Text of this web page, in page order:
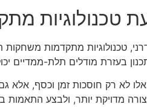
טכנולוגיות
טכנולוגיות מתקדמות משחקות
בעזרת מודלים תלת-ממדיים
אלו לא רק חוסכות זמן וכסף,
מדויקת יותר, ולבצע התאמות